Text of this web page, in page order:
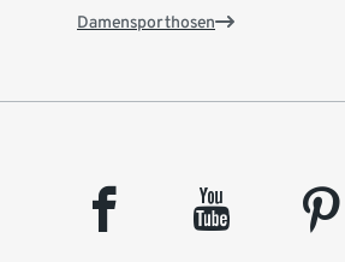
Damensporthosen
facebook youtube pinterest